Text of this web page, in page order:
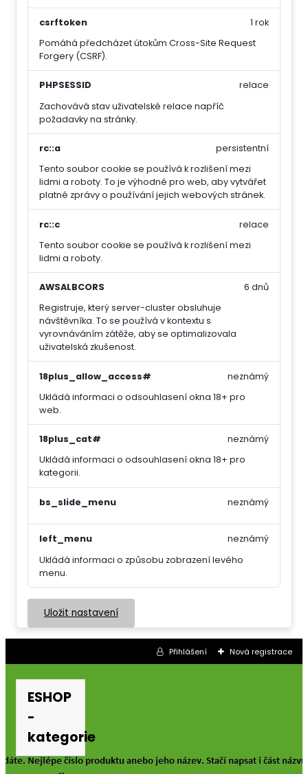
csrftoken
Pomáhá předcházet útokům Cross-Site Request
Forgery (CSRF).
1 rok
PHPSESSID
Zachovává stav uživatelské relace napříč
požadavky na stránky.
relace
rc::a
Tento soubor cookie se používá k rozlišení mezi
lidmi a roboty. To je výhodné pro web, aby vytvářet
platné zprávy o používání jejich webových stránek.
persistentní
rc::c
Tento soubor cookie se používá k rozlišení mezi
lidmi a roboty.
relace
AWSALBCORS
Registruje, který server-cluster obsluhuje
návštěvníka. To se používá v kontextu s
vyrovnáváním zátěže, aby se optimalizovala
uživatelská zkušenost.
6 dnů
18plus_allow_access#
Ukládá informaci o odsouhlasení okna 18+ pro
web.
neznámý
18plus_cat#
Ukládá informaci o odsouhlasení okna 18+ pro
kategorii.
neznámý
bs_slide_menu neznámý
left_menu
Ukládá informaci o způsobu zobrazení levého
menu.
neznámý
Uložit nastavení
Přihlášení Nová registrace
ESHOP
-
kategorie